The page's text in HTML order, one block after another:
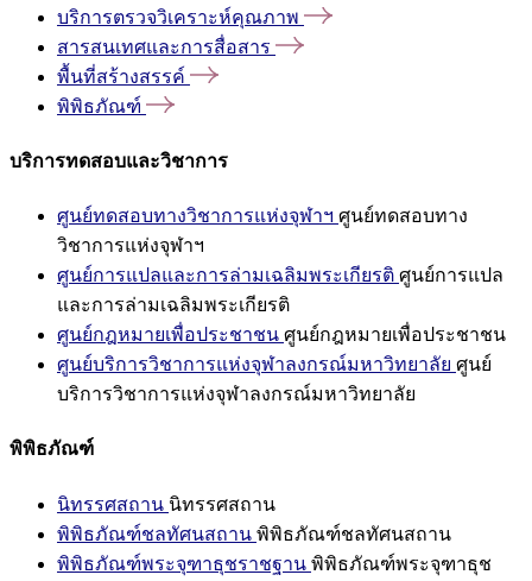
บริการตรวจวิเคราะห์คุณภาพ
สารสนเทศและการสื่อสาร
พื้นที่สร้างสรรค์
พิพิธภัณฑ์
บริการทดสอบและวิชาการ
ศูนย์ทดสอบทางวิชาการแห่งจุฬาฯ ศูนย์ทดสอบทาง
วิชาการแห่งจุฬาฯ
ศูนย์การแปลและการล่ามเฉลิมพระเกียรติ ศูนย์การแปล
และการล่ามเฉลิมพระเกียรติ
ศูนย์กฎหมายเพื่อประชาชน ศูนย์กฎหมายเพื่อประชาชน
ศูนย์บริการวิชาการแห่งจุฬาลงกรณ์มหาวิทยาลัย ศูนย์
บริการวิชาการแห่งจุฬาลงกรณ์มหาวิทยาลัย
พิพิธภัณฑ์
นิทรรศสถาน นิทรรศสถาน
พิพิธภัณฑ์ชลทัศนสถาน พิพิธภัณฑ์ชลทัศนสถาน
พิพิธภัณฑ์พระจุฑาธุชราชฐาน พิพิธภัณฑ์พระจุฑาธุช